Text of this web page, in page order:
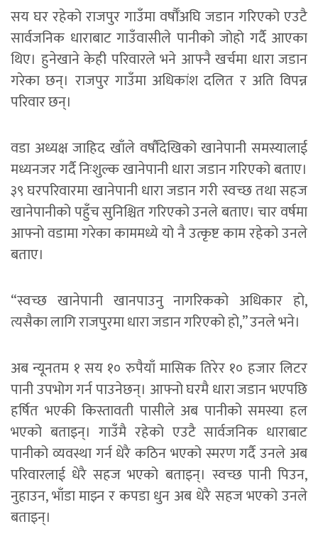
सय घर रहेको राजपुर गाउँमा वर्षौँअघि जडान गरिएको एउटै
सार्वजनिक धाराबाट गाउँवासीले पानीको जोहो गर्दै आएका
थिए। हुनेखाने केही परिवारले भने आफ्नै खर्चमा धारा जडान
गरेका छन्। राजपुर गाउँमा अधिकांश दलित र अति विपन्न
परिवार छन्।
वडा अध्यक्ष जाहिद खाँले वर्षौंदेखिको खानेपानी समस्यालाई
मध्यनजर गर्दै निःशुल्क खानेपानी धारा जडान गरिएको बताए।
३९ घरपरिवारमा खानेपानी धारा जडान गरी स्वच्छ तथा सहज
खानेपानीको पहुँच सुनिश्चित गरिएको उनले बताए। चार वर्षमा
आफ्नो वडामा गरेका काममध्ये यो नै उत्कृष्ट काम रहेको उनले
बताए।
“स्वच्छ खानेपानी खानपाउनु नागरिकको अधिकार हो,
त्यसैका लागि राजपुरमा धारा जडान गरिएको हो,” उनले भने।
अब न्यूनतम १ सय १० रुपैयाँ मासिक तिरेर १० हजार लिटर
पानी उपभोग गर्न पाउनेछन्। आफ्नो घरमै धारा जडान भएपछि
हर्षित भएकी किस्तावती पासीले अब पानीको समस्या हल
भएको बताइन्। गाउँमै रहेको एउटै सार्वजनिक धाराबाट
पानीको व्यवस्था गर्न धेरै कठिन भएको स्मरण गर्दै उनले अब
परिवारलाई धेरै सहज भएको बताइन्। स्वच्छ पानी पिउन,
नुहाउन, भाँडा माझ्न र कपडा धुन अब धेरै सहज भएको उनले
बताइन्।